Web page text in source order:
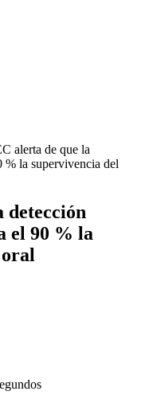
alerta de que la
% la supervivencia del
detección
el 90 % la